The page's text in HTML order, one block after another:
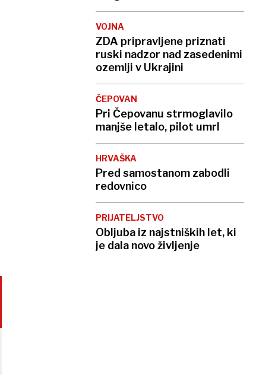
VOJNA
ZDA pripravljene priznati
ruski nadzor nad zasedenimi
ozemlji v Ukrajini
ČEPOVAN
Pri Čepovanu strmoglavilo
manjše letalo, pilot umrl
HRVAŠKA
Pred samostanom zabodli
redovnico
PRIJATELJSTVO
Obljuba iz najstniških let, ki
je dala novo življenje